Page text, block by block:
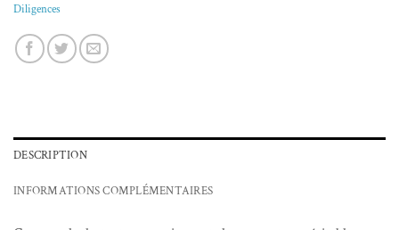
Diligences
DESCRIPTION
INFORMATIONS COMPLÉMENTAIRES